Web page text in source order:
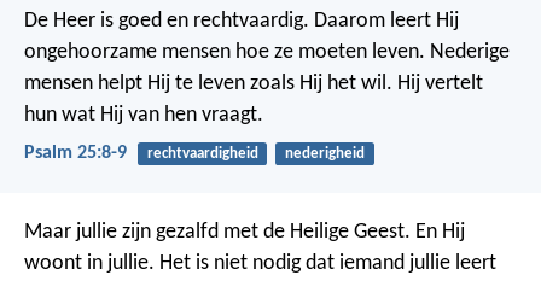
De Heer is goed en rechtvaardig. Daarom leert Hij
ongehoorzame mensen hoe ze moeten leven. Nederige
mensen helpt Hij te leven zoals Hij het wil. Hij vertelt
hun wat Hij van hen vraagt.
Psalm 25:8-9 rechtvaardigheid nederigheid
Maar jullie zijn gezalfd met de Heilige Geest. En Hij
woont in jullie. Het is niet nodig dat iemand jullie leert